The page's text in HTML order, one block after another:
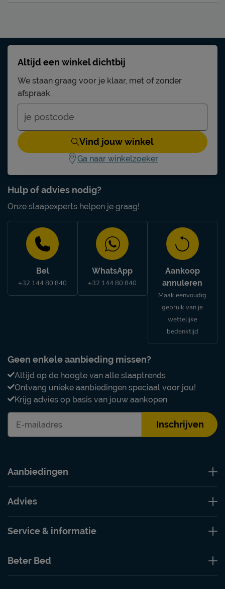
Hulp of advies nodig?
Onze slaapexperts helpen je graag!
Bel
+32 144 80 840
WhatsApp
+32 144 80 840
Aankoop
annuleren
Maak eenvoudig
gebruik van je
wettelijke
bedenktijd
Geen enkele aanbieding missen?
Altijd op de hoogte van alle slaaptrends
Ontvang unieke aanbiedingen speciaal voor jou!
Krijg advies op basis van jouw aankopen
Inschrijven
Altijd een winkel dichtbij
We staan graag voor je klaar, met of zonder
afspraak.
Vind jouw winkel
Ga naar winkelzoeker
Aanbiedingen
Advies
Service & informatie
Beter Bed